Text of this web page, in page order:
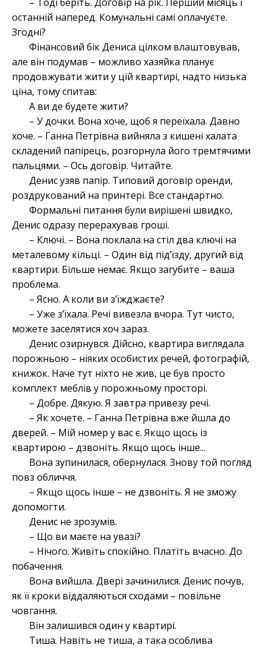
– Тоді беріть. Договір на рік. Перший місяць і
останній наперед. Комунальні самі оплачуєте.
Згодні?
Фінансовий бік Дениса цілком влаштовував,
але він подумав – можливо хазяйка планує
продовжувати жити у цій квартирі, надто низька
ціна, тому спитав:
А ви де будете жити?
– У дочки. Вона хоче, щоб я переїхала. Давно
хоче. – Ганна Петрівна вийняла з кишені халата
складений папірець, розгорнула його тремтячими
пальцями. – Ось договір. Читайте.
Денис узяв папір. Типовий договір оренди,
роздрукований на принтері. Все стандартно.
Формальні питання були вирішені швидко,
Денис одразу перерахував гроші.
– Ключі. – Вона поклала на стіл два ключі на
металевому кільці. – Один від під’їзду, другий від
квартири. Більше немає. Якщо загубите – ваша
проблема.
– Ясно. А коли ви з’їжджаєте?
– Уже з’їхала. Речі вивезла вчора. Тут чисто,
можете заселятися хоч зараз.
Денис озирнувся. Дійсно, квартира виглядала
порожньою – ніяких особистих речей, фотографій,
книжок. Наче тут ніхто не жив, це був просто
комплект меблів у порожньому просторі.
– Добре. Дякую. Я завтра привезу речі.
– Як хочете. – Ганна Петрівна вже йшла до
дверей. – Мій номер у вас є. Якщо щось із
квартирою – дзвоніть. Якщо щось інше...
Вона зупинилася, обернулася. Знову той погляд
повз обличчя.
– Якщо щось інше – не дзвоніть. Я не зможу
допомогти.
Денис не зрозумів.
– Що ви маєте на увазі?
– Нічого. Живіть спокійно. Платіть вчасно. До
побачення.
Вона вийшла. Двері зачинилися. Денис почув,
як її кроки віддаляються сходами – повільне
човгання.
Він залишився один у квартирі.
Тиша. Навіть не тиша, а така особлива